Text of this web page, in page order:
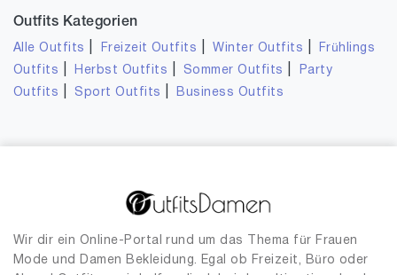
Outfits Kategorien
Alle Outfits Freizeit Outfits |Winter Outfits
Frühlings
Outfits
Herbst Outfits Sommer Outfits
Party
Outfits
Sport Outfits Business Outfits
Wir dir ein Online-Portal rund um das Thema für Frauen
Mode und Damen Bekleidung. Egal ob Freizeit, Büro oder